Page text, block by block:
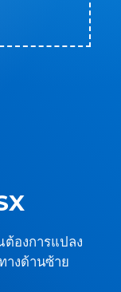
องการแปลง
างด้านซ้าย